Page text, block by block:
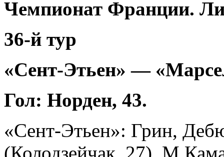
Чемпионат Франции.
36-й тур
«Сент-Этьен» —
Гол: Норден, 43.
«Сент-Этьен»: Грин,
(Колодзейчак, 27),